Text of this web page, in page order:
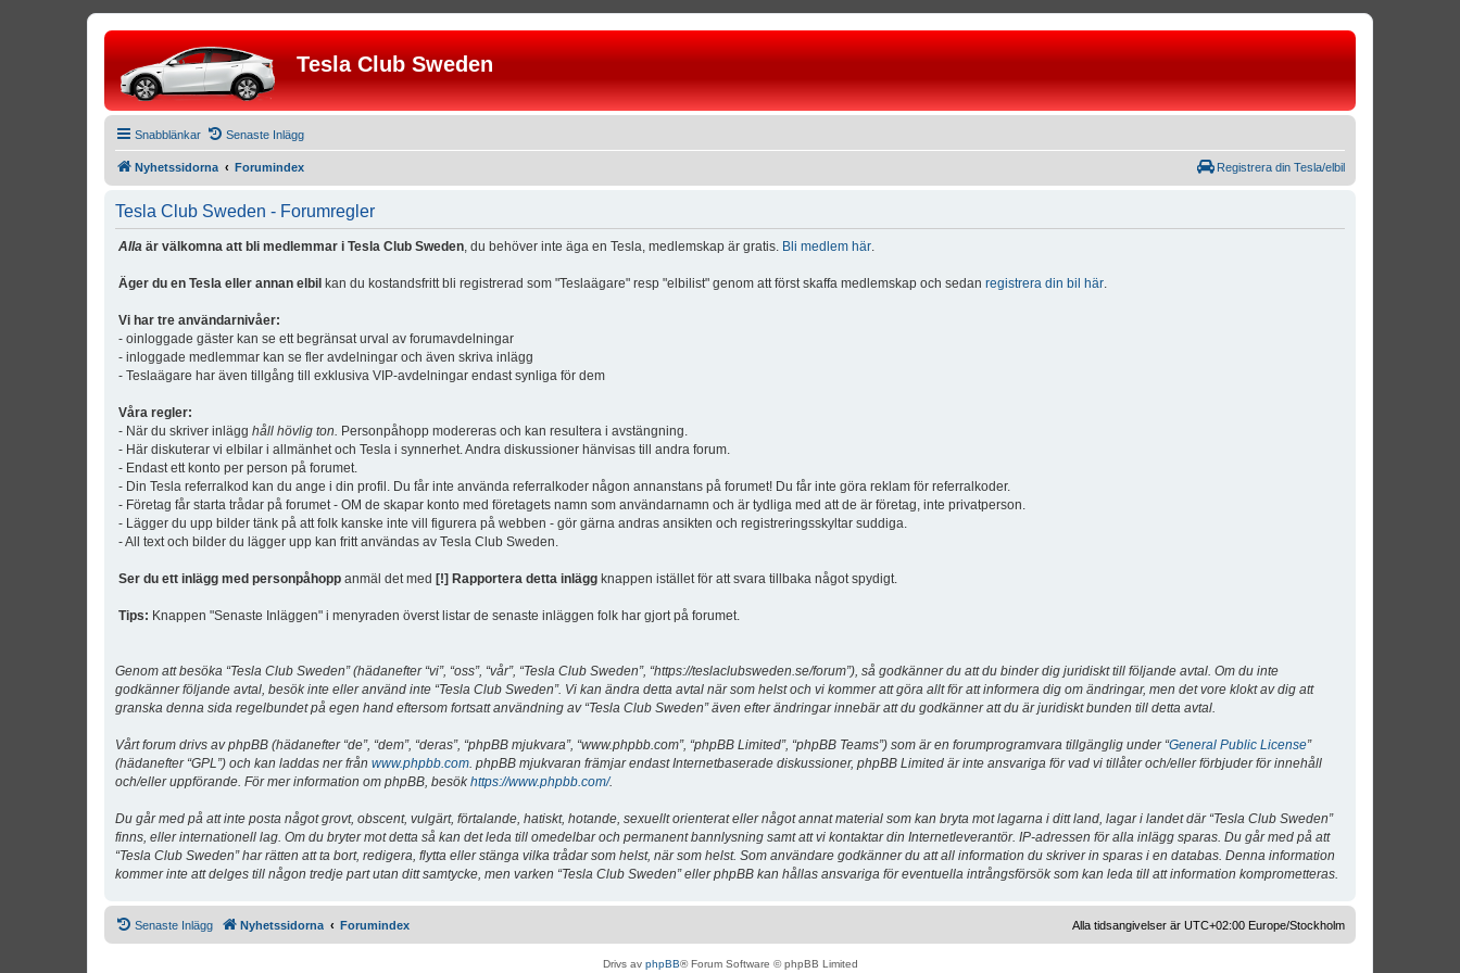
Tesla Club Sweden
Snabblänkar Senaste Inlägg
Nyhetssidorna Forumindex Registrera din Tesla/elbil
Tesla Club Sweden - Forumregler
Alla är välkomna att bli medlemmar i Tesla Club Sweden, du behöver inte äga en Tesla, medlemskap är gratis. Bli medlem här.
Äger du en Tesla eller annan elbil kan du kostandsfritt bli registrerad som "Teslaägare" resp "elbilist" genom att först skaffa medlemskap och sedan registrera din bil här.
Vi har tre användarnivåer:
- oinloggade gäster kan se ett begränsat urval av forumavdelningar
- inloggade medlemmar kan se fler avdelningar och även skriva inlägg
- Teslaägare har även tillgång till exklusiva VIP-avdelningar endast synliga för dem
Våra regler:
- När du skriver inlägg håll hövlig ton. Personpåhopp modereras och kan resultera i avstängning.
- Här diskuterar vi elbilar i allmänhet och Tesla i synnerhet. Andra diskussioner hänvisas till andra forum.
- Endast ett konto per person på forumet.
- Din Tesla referralkod kan du ange i din profil. Du får inte använda referralkoder någon annanstans på forumet! Du får inte göra reklam för referralkoder.
- Företag får starta trådar på forumet - OM de skapar konto med företagets namn som användarnamn och är tydliga med att de är företag, inte privatperson.
- Lägger du upp bilder tänk på att folk kanske inte vill figurera på webben - gör gärna andras ansikten och registreringsskyltar suddiga.
- All text och bilder du lägger upp kan fritt användas av Tesla Club Sweden.
Ser du ett inlägg med personpåhopp anmäl det med [!] Rapportera detta inlägg knappen istället för att svara tillbaka något spydigt.
Tips: Knappen "Senaste Inläggen" i menyraden överst listar de senaste inläggen folk har gjort på forumet.
Genom att besöka “Tesla Club Sweden” (hädanefter “vi”, “oss”, “vår”, “Tesla Club Sweden”, “https://teslaclubsweden.se/forum”), så godkänner du att du binder dig juridiskt till följande avtal. Om du inte
godkänner följande avtal, besök inte eller använd inte “Tesla Club Sweden”. Vi kan ändra detta avtal när som helst och vi kommer att göra allt för att informera dig om ändringar, men det vore klokt av dig att
granska denna sida regelbundet på egen hand eftersom fortsatt användning av “Tesla Club Sweden” även efter ändringar innebär att du godkänner att du är juridiskt bunden till detta avtal.
Vårt forum drivs av phpBB (hädanefter “de”, “dem”, “deras”, “phpBB mjukvara”, “www.phpbb.com”, “phpBB Limited”, “phpBB Teams”) som är en forumprogramvara tillgänglig under “General Public License”
(hädanefter “GPL”) och kan laddas ner från www.phpbb.com. phpBB mjukvaran främjar endast Internetbaserade diskussioner, phpBB Limited är inte ansvariga för vad vi tillåter och/eller förbjuder för innehåll
och/eller uppförande. För mer information om phpBB, besökhttps://www.phpbb.com/.
Du går med på att inte posta något grovt, obscent, vulgärt, förtalande, hatiskt, hotande, sexuellt orienterat eller något annat material som kan bryta mot lagarna i ditt land, lagar i landet där “Tesla Club Sweden”
finns, eller internationell lag. Om du bryter mot detta så kan det leda till omedelbar och permanent bannlysning samt att vi kontaktar din Internetleverantör. IP-adressen för alla inlägg sparas. Du går med på att
“Tesla Club Sweden” har rätten att ta bort, redigera, flytta eller stänga vilka trådar som helst, när som helst. Som användare godkänner du att all information du skriver in sparas i en databas. Denna information
kommer inte att delges till någon tredje part utan ditt samtycke, men varken “Tesla Club Sweden” eller phpBB kan hållas ansvariga för eventuella intrångsförsök som kan leda till att information komprometteras.
Senaste Inlägg Nyhetssidorna Forumindex Alla tidsangivelser är UTC+02:00 Europe/Stockholm
Drivs av phpBB® Forum Software © phpBB Limited